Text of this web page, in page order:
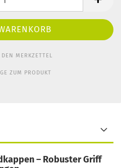
DEN MERKZETTEL
ZUM PRODUKT
– Robuster Griff